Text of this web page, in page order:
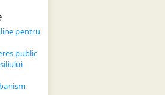
pentru
public